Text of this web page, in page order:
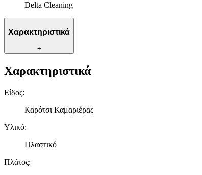
Delta Cleaning
Χαρακτηριστικά
+
Χαρακτηριστικά
Είδος:
Καρότσι Καμαριέρας
Υλικό:
Πλαστικό
Πλάτος: